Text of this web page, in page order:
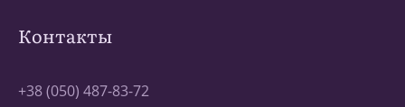
Контакты
+38 (050) 487-83-72